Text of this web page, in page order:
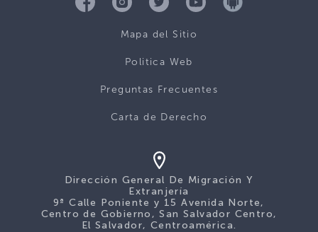
Mapa del Sitio
Politica Web
Preguntas Frecuentes
Carta de Derecho
Dirección General De Migración Y
Extranjería
9ª Calle Poniente y 15 Avenida Norte,
Centro de Gobierno, San Salvador Centro,
El Salvador, Centroamérica.